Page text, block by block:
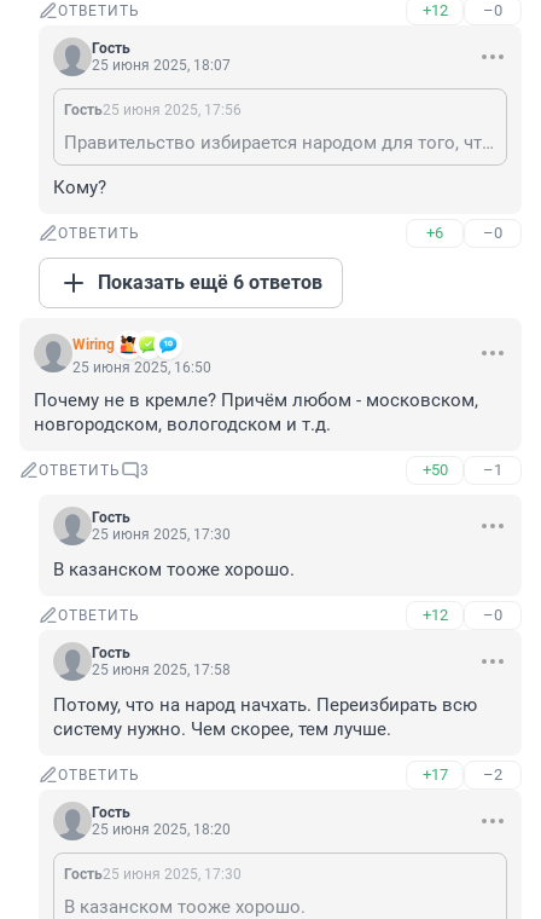
ОТВЕТИТЬ +12 –0
Гость
25 июня 2025, 18:07
Гость25 июня 2025, 17:56
Правительство избирается народом для того, чтобы удобно и комфортно было жить.
Кому?
ОТВЕТИТЬ +6 –0
Показать ещё 6 ответов
Wiring
25 июня 2025, 16:50
Почему не в кремле? Причём любом - московском,
новгородском, вологодском и т.д.
ОТВЕТИТЬ 3 +50 –1
Гость
25 июня 2025, 17:30
В казанском тооже хорошо.
ОТВЕТИТЬ +12 –0
Гость
25 июня 2025, 17:58
Потому, что на народ начхать. Переизбирать всю
систему нужно. Чем скорее, тем лучше.
ОТВЕТИТЬ +17 –2
Гость
25 июня 2025, 18:20
Гость25 июня 2025, 17:30
В казанском тооже хорошо.